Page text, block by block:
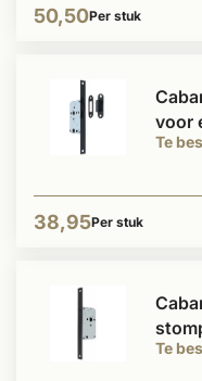
50,50Per stuk
Te
voor
38,95Per stuk
Te